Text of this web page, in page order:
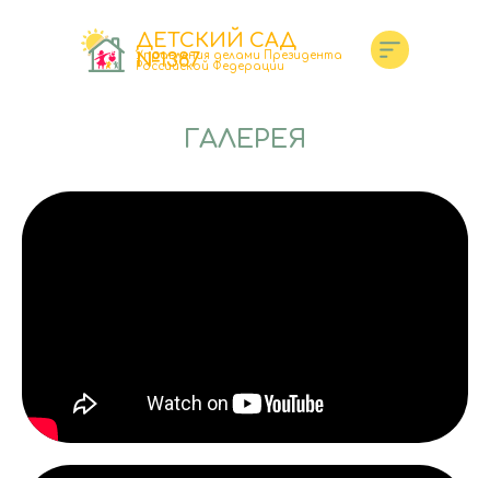
ДЕТСКИЙ САД
№1387
Управления делами Президента
Российской Федерации
ГАЛЕРЕЯ